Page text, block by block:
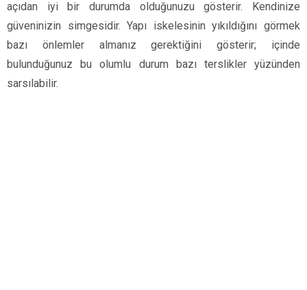
açıdan iyi bir durumda olduğunuzu gösterir. Kendinize
güveninizin simgesidir. Yapı iskelesinin yıkıldığını görmek
bazı önlemler almanız gerektiğini gösterir; içinde
bulunduğunuz bu olumlu durum bazı terslikler yüzünden
sarsılabilir.